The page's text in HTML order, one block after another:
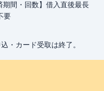
間・回数】借入直後最長
要
・カード受取は終了。